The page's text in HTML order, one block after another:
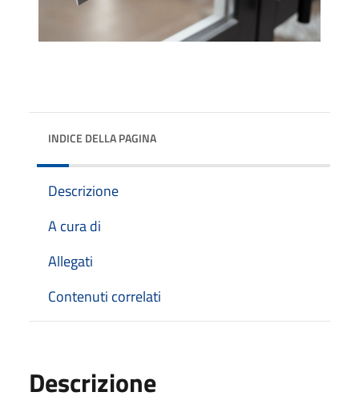
INDICE DELLA PAGINA
Descrizione
A cura di
Allegati
Contenuti correlati
Descrizione